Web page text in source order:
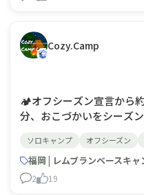
Cozy.Camp
🏕️オフシーズン宣言から
分、おこづかいをシーズ
😂「あっ、これは必要。
なる。」 「今のうちに買
訳をしながら、また一つギ
ソロキャンプ オフシーズン
福岡 | レムブランベースキャ
2 19